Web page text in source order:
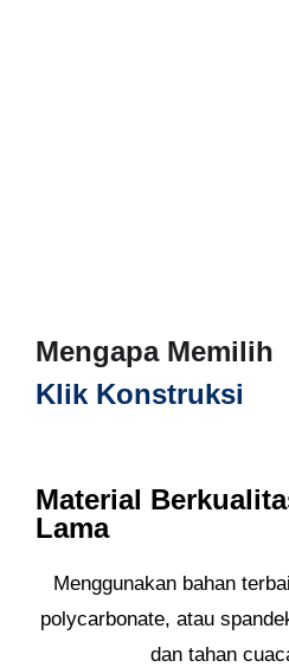
Mengapa Memilih
Klik Konstruksi
Material
Lama
Menggunakan bahan
polycarbonate, atau
dan tahan